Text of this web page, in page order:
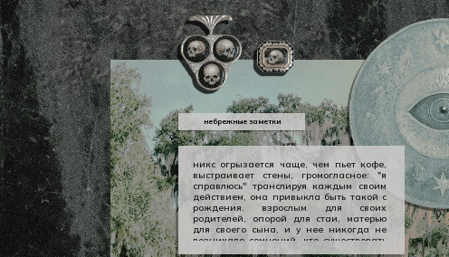
никс огрызается чаще, чем пьет кофе,
выстраивает стены, громогласное: "я
справлюсь" транслируя каждым своим
действием, она привыкла быть такой с
рождения. взрослым для своих
родителей, опорой для стаи, матерью
для своего сына, и у нее никогда не
возникало сомнений, что существовать
можно в принципе своем как-то иначе.
небрежные заметки